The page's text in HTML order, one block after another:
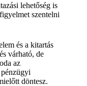
lehetőség is
szentelni
és a kitartás
várható, de
az
döntesz.